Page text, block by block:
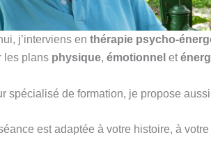
j’interviens en thérapie psycho-
les plans physique, émotionnel et
spécialisé de formation, je propose
est adaptée à votre histoire, à